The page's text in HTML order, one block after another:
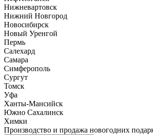
Нижневартовск
Нижний Новгород
Новосибирск
Новый Уренгой
Пермь
Салехард
Самара
Симферополь
Сургут
Томск
Уфа
Ханты-Мансийск
Южно Сахалинск
Химки
Производство и продажа новогодних